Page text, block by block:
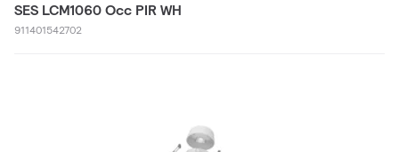
SES LCM1060 Occ PIR WH
911401542702